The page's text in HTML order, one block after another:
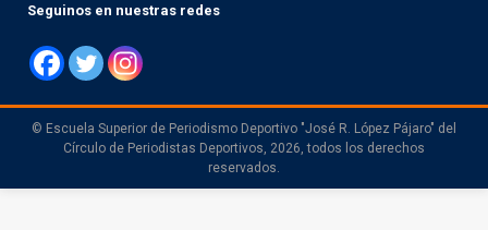
Seguinos en nuestras redes
© Escuela Superior de Periodismo Deportivo "José R. López Pájaro" del
Círculo de Periodistas Deportivos, 2026, todos los derechos
reservados.